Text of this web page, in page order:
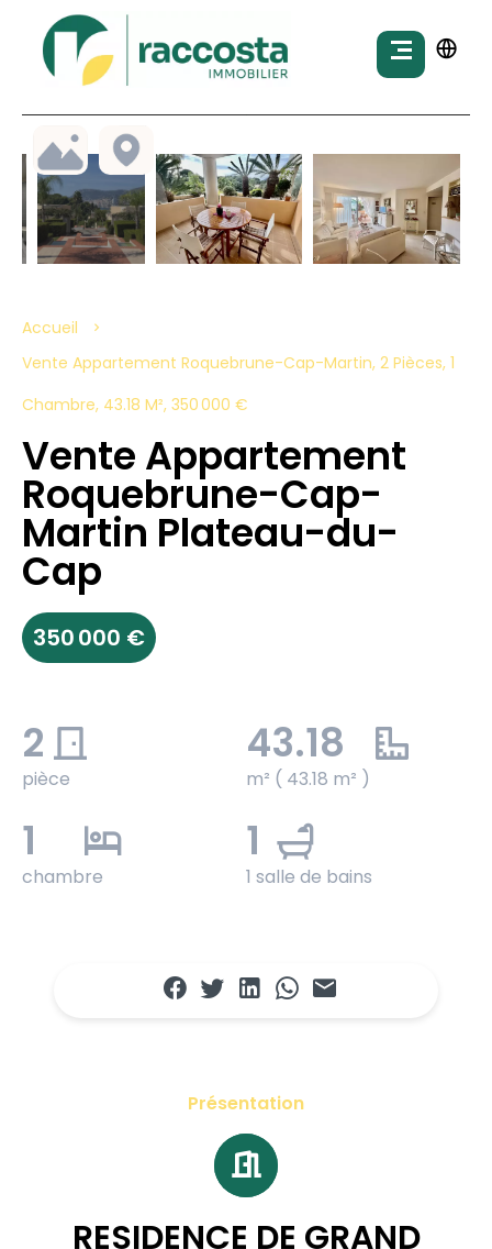
Accueil
Vente Appartement Roquebrune-Cap-Martin, 2 Pièces, 1
Chambre, 43.18 M², 350 000 €
Vente Appartement
Roquebrune-Cap-
Martin Plateau-du-
Cap
350 000 €
2
pièce
43.18
m² ( 43.18 m² )
1
chambre
1
1 salle de bains
Présentation
RESIDENCE DE GRAND